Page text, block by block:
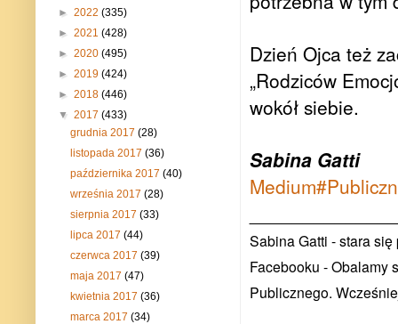
Dzień Ojca też
„Rodziców
wokół siebie.
Sabina Gatti
Sabina Gatti - stara się
Facebooku - Obalamy
Publicznego.
► 2022 (335)
► 2021 (428)
► 2020 (495)
► 2019 (424)
► 2018 (446)
▼ 2017 (433)
grudnia 2017(28)
listopada 2017(36)
października 2017(40)
września 2017(28)
sierpnia 2017(33)
lipca 2017(44)
czerwca 2017(39)
maja 2017(47)
kwietnia 2017(36)
marca 2017(34)